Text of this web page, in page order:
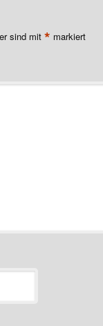
sind mit* markiert